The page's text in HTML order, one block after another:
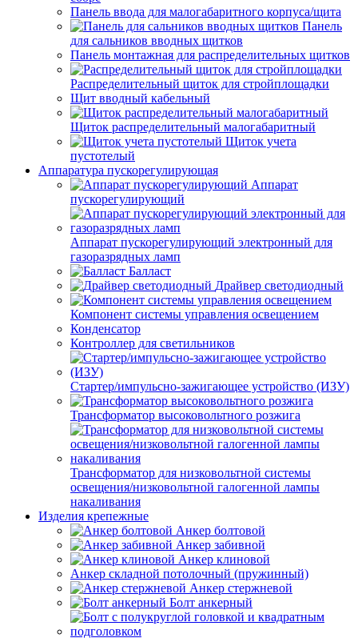
Панель ввода для малогабаритного корпуса/щита
Панель
для сальников вводных щитков
Панель монтажная для распределительных щитков
Распределительный щиток для стройплощадки
Щит вводный кабельный
Щиток распределительный малогабаритный
Щиток учета
пустотелый
Аппаратура пускорегулирующая
Аппарат
пускорегулирующий
Аппарат пускорегулирующий электронный для
газоразрядных ламп
Балласт
Драйвер светодиодный
Компонент системы управления освещением
Конденсатор
Контроллер для светильников
Стартер/импульсно-зажигающее устройство (ИЗУ)
Трансформатор высоковольтного розжига
Трансформатор для низковольтной системы
освещения/низковольтной галогенной лампы
накаливания
Изделия крепежные
Анкер болтовой
Анкер забивной
Анкер клиновой
Анкер складной потолочный (пружинный)
Анкер стержневой
Болт анкерный